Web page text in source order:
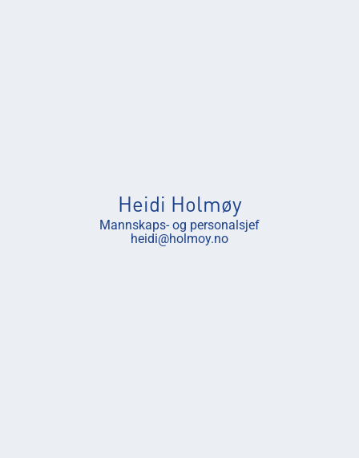
Heidi Holmøy
Mannskaps- og personalsjef
heidi@holmoy.no